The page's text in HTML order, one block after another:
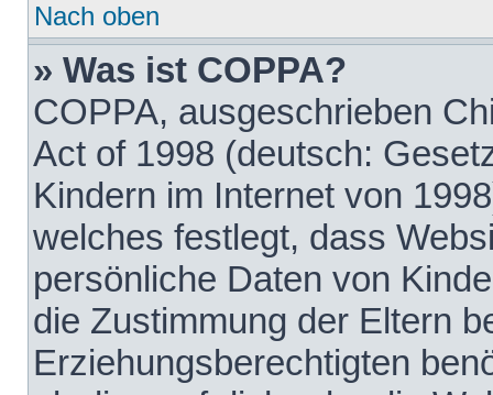
Nach oben
» Was ist COPPA?
COPPA, ausgeschrieben
Act of 1998 (deutsch:
Kindern im Internet von
welches festlegt, dass
persönliche Daten von
die Zustimmung der Eltern
Erziehungsberechtigten